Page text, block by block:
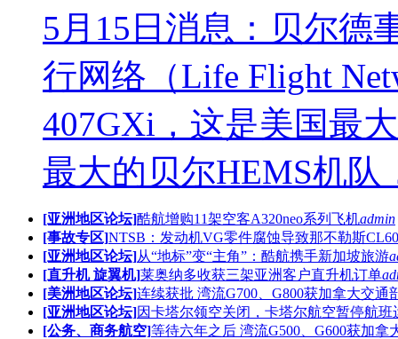
5月15日消息：贝尔德
行网络（Life Flight
407GXi，这是美国最
最大的贝尔HEMS机队
[亚洲地区论坛]酷航增购11架空客A320neo系列飞机admin
[事故专区]NTSB：发动机VG零件腐蚀导致那不勒斯
[亚洲地区论坛]从“地标”变“主角”：酷航携手新加坡旅游
[直升机 旋翼机]莱奥纳多收获三架亚洲客户直升机订单
[美洲地区论坛]连续获批 湾流G700、G800获加拿大交通
[亚洲地区论坛]因卡塔尔领空关闭，卡塔尔航空暂停航班
[公务、商务航空]等待六年之后 湾流G500、G600获加拿